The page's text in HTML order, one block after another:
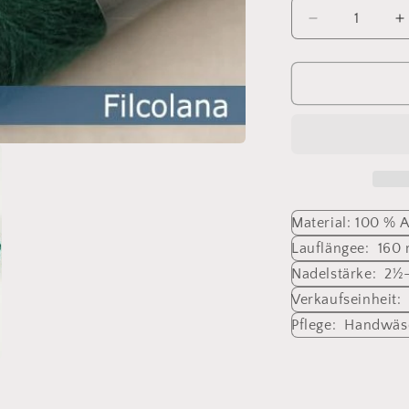
Verringere
die
Menge
Indiecita
Material: 100 %
Lauflängee: 160
Nadelstärke:
Verkaufseinheit:
Pflege: